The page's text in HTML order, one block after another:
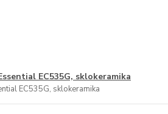
EC535G, sklokeramika
EC535G, sklokeramika